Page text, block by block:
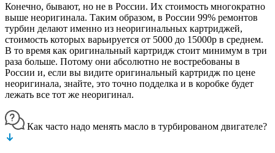
Конечно, бывают, но не в России. Их стоимость многократно
выше неоригинала. Таким образом, в России 99% ремонтов
турбин делают именно из неоригинальных картриджей,
стоимость которых варьируется от 5000 до 15000р в среднем.
В то время как оригинальный картридж стоит минимум в три
раза больше. Потому они абсолютно не востребованы в
России и, если вы видите оригинальный картридж по цене
неоригинала, знайте, это точно подделка и в коробке будет
лежать все тот же неоригинал.
Как часто надо менять масло в турбированом двигателе?